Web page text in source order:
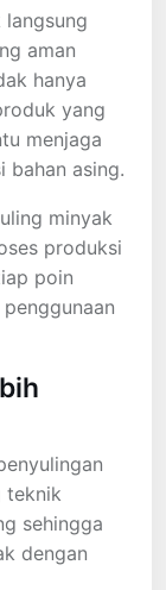
aman
hanya
yang
menjaga
bahan asing.
minyak
produksi
poin
teknik
sehingga
dengan